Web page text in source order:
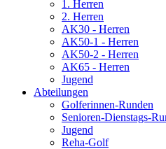
1. Herren
2. Herren
AK30 - Herren
AK50-1 - Herren
AK50-2 - Herren
AK65 - Herren
Jugend
Abteilungen
Golferinnen-Runden
Senioren-Dienstags-
Jugend
Reha-Golf